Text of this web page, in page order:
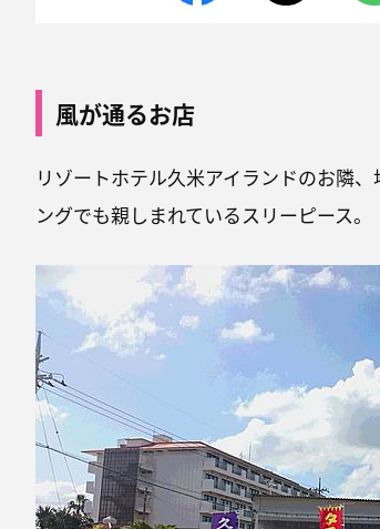
風が通るお店
リゾートホテル久米アイランドのお隣
ングでも親しまれているスリーピース。